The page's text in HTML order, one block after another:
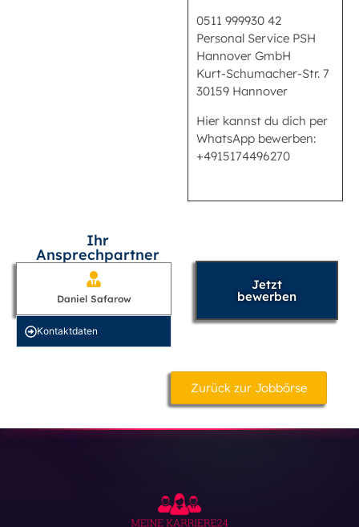
0511 999930 42
Personal Service PSH
Hannover GmbH
Kurt-Schumacher-Str. 7
30159 Hannover
Hier kannst du dich per
WhatsApp bewerben:
+4915174496270
Ihr
Ansprechpartner
Daniel Safarow
Kontakt­daten
Jetzt
bewerben
Zurück zur Jobbörse